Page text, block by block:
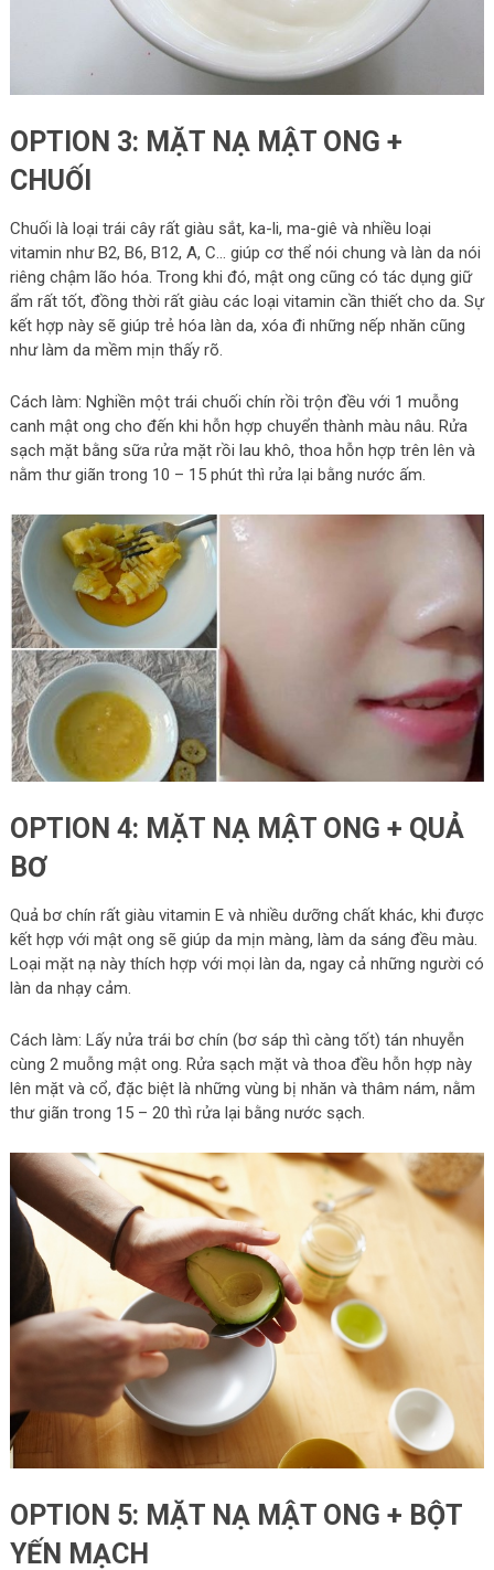
OPTION 3: MẶT NẠ MẬT ONG +
CHUỐI
Chuối là loại trái cây rất giàu sắt, ka-li, ma-giê và nhiều loại
vitamin như B2, B6, B12, A, C… giúp cơ thể nói chung và làn da nói
riêng chậm lão hóa. Trong khi đó, mật ong cũng có tác dụng giữ
ẩm rất tốt, đồng thời rất giàu các loại vitamin cần thiết cho da. Sự
kết hợp này sẽ giúp trẻ hóa làn da, xóa đi những nếp nhăn cũng
như làm da mềm mịn thấy rõ.
Cách làm: Nghiền một trái chuối chín rồi trộn đều với 1 muỗng
canh mật ong cho đến khi hỗn hợp chuyển thành màu nâu. Rửa
sạch mặt bằng sữa rửa mặt rồi lau khô, thoa hỗn hợp trên lên và
nằm thư giãn trong 10 – 15 phút thì rửa lại bằng nước ấm.
OPTION 4: MẶT NẠ MẬT ONG + QUẢ
BƠ
Quả bơ chín rất giàu vitamin E và nhiều dưỡng chất khác, khi được
kết hợp với mật ong sẽ giúp da mịn màng, làm da sáng đều màu.
Loại mặt nạ này thích hợp với mọi làn da, ngay cả những người có
làn da nhạy cảm.
Cách làm: Lấy nửa trái bơ chín (bơ sáp thì càng tốt) tán nhuyễn
cùng 2 muỗng mật ong. Rửa sạch mặt và thoa đều hỗn hợp này
lên mặt và cổ, đặc biệt là những vùng bị nhăn và thâm nám, nằm
thư giãn trong 15 – 20 thì rửa lại bằng nước sạch.
OPTION 5: MẶT NẠ MẬT ONG + BỘT
YẾN MẠCH